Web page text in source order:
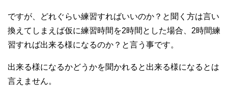
ですが、どれぐらい練習すればいいのか？と聞く方は言い
換えてしまえば仮に練習時間を2時間とした場合、2時間練
習すれば出来る様になるのか？と言う事です。
出来る様になるかどうかを聞かれると出来る様になるとは
言えません。